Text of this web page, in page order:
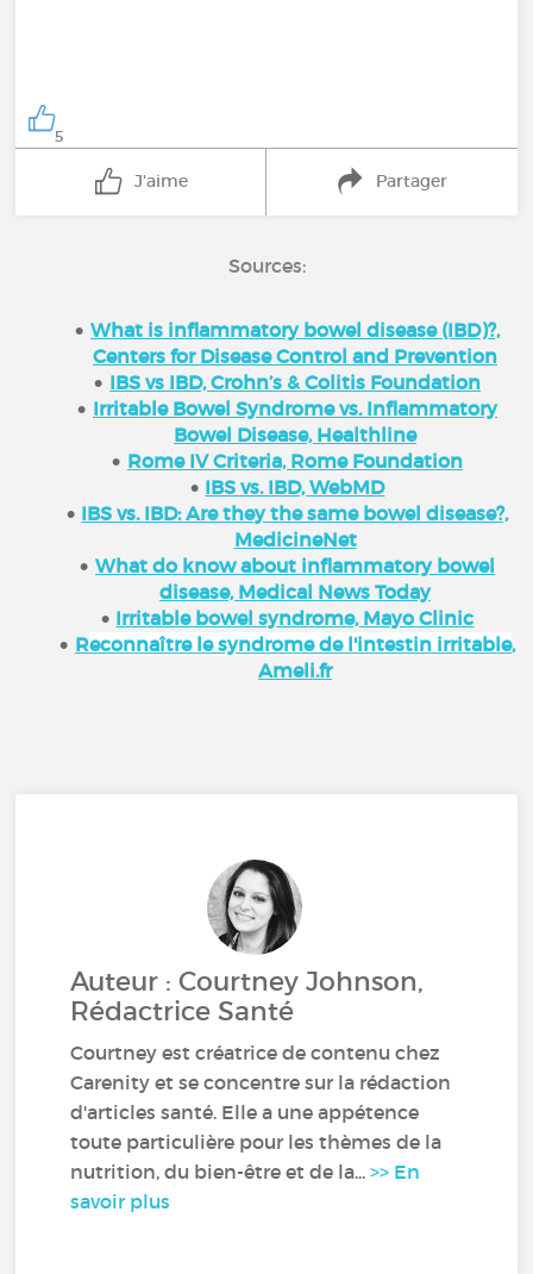
5
J'aime Partager
Sources:
What is inflammatory bowel disease (IBD)?,
Centers for Disease Control and Prevention
IBS vs IBD, Crohn’s & Colitis Foundation
Irritable Bowel Syndrome vs. Inflammatory
Bowel Disease, Healthline
Rome IV Criteria, Rome Foundation
IBS vs. IBD, WebMD
IBS vs. IBD: Are they the same bowel disease?,
MedicineNet
What do know about inflammatory bowel
disease, Medical News Today
Irritable bowel syndrome, Mayo Clinic
Reconnaître le syndrome de l'intestin irritable,
Ameli.fr
Auteur : Courtney Johnson,
Rédactrice Santé
Courtney est créatrice de contenu chez
Carenity et se concentre sur la rédaction
d'articles santé. Elle a une appétence
toute particulière pour les thèmes de la
nutrition, du bien-être et de la...>> En
savoir plus